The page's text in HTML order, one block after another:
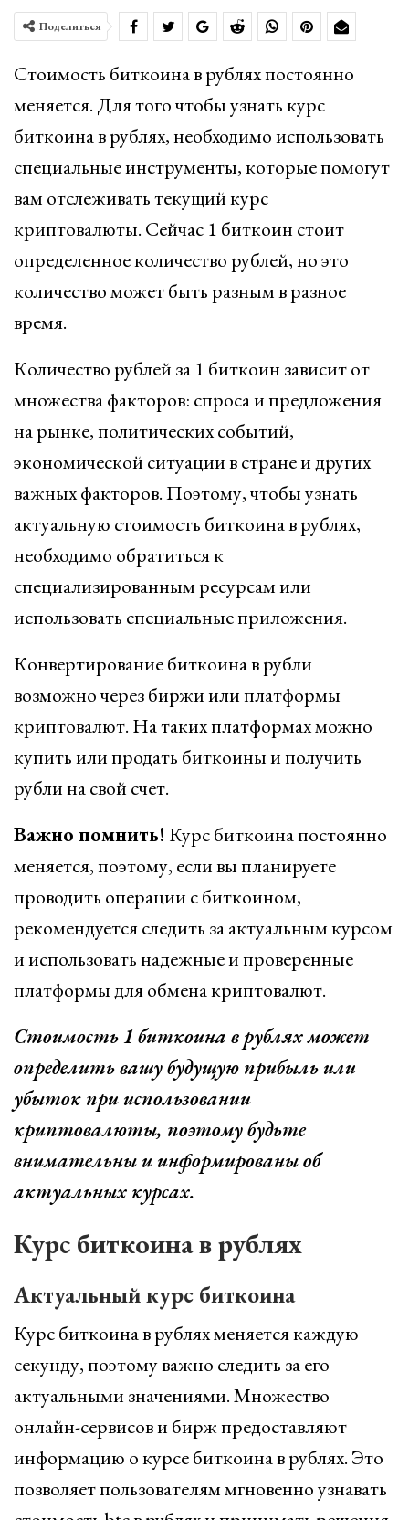
Поделиться
Стoимость биткоина в рублях постоянно
меняется. Для того чтобы узнать курс
биткоина в рублях, необходимо использовать
специальные инструменты, которые помогут
вам отслеживать текущий курс
криптовалюты. Сейчас 1 биткоин стоит
определенное количество рублей, но это
количество может быть разным в разное
время.
Количество рублей за 1 биткоин зависит от
множества факторов: спроса и предложения
на рынке, политических событий,
экономической ситуации в стране и других
важных факторов. Поэтому, чтобы узнать
актуальную стоимость биткоина в рублях,
необходимо обратиться к
специализированным ресурсам или
использовать специальные приложения.
Конвертирование биткоина в рубли
возможно через биржи или платформы
криптовалют. На таких платформах можно
купить или продать биткоины и получить
рубли на свой счет.
Важно помнить! Курс биткоина постоянно
меняется, поэтому, если вы планируете
проводить операции с биткоином,
рекомендуется следить за актуальным курсом
и использовать надежные и проверенные
платформы для обмена криптовалют.
Стоимость 1 биткоина в рублях может
определить вашу будущую прибыль или
убыток при использовании
криптовалюты, поэтому будьте
внимательны и информированы об
актуальных курсах.
Курс биткоина в рублях
Актуальный курс биткоина
Курс биткоина в рублях меняется каждую
секунду, поэтому важно следить за его
актуальными значениями. Множество
онлайн-сервисов и бирж предоставляют
информацию о курсе биткоина в рублях. Это
позволяет пользователям мгновенно узнавать